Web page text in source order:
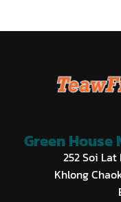
Green House
252 Soi Lat
Khlong